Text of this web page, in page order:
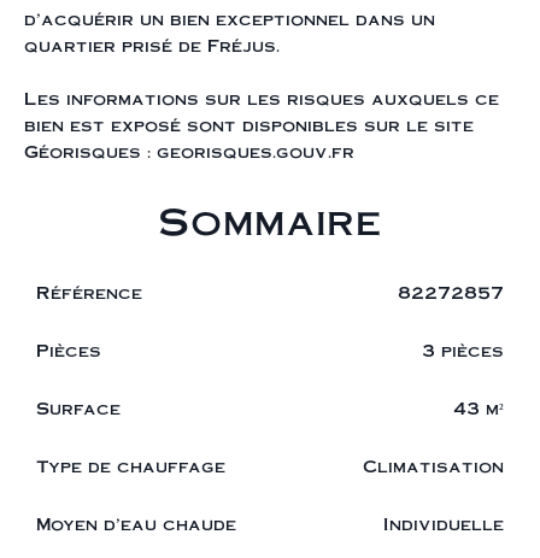
d'acquérir un bien exceptionnel dans un
quartier prisé de Fréjus.
Les informations sur les risques auxquels ce
bien est exposé sont disponibles sur le site
Géorisques : georisques.gouv.fr
Sommaire
Référence 82272857
Pièces 3 pièces
Surface 43 m²
Type de chauffage Climatisation
Moyen d'eau chaude Individuelle